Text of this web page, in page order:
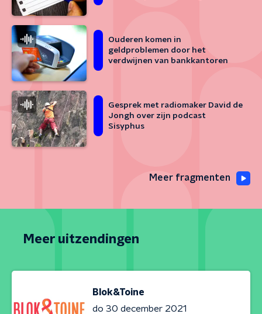
Ouderen komen in
geldproblemen door het
verdwijnen van bankkantoren
Gesprek met radiomaker David de
Jongh over zijn podcast
Sisyphus
Meer fragmenten
Meer uitzendingen
Blok&Toine
do 30 december 2021